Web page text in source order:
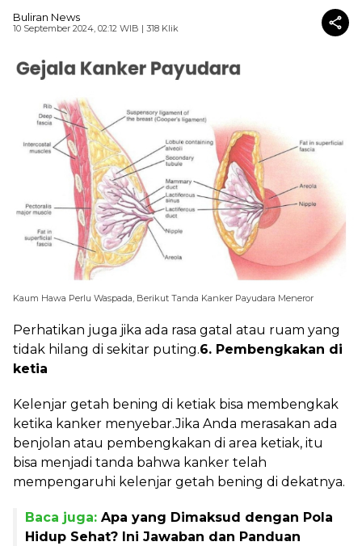
Buliran News
10 September 2024, 02:12 WIB | 318 Klik
Kaum Hawa Perlu Waspada, Berikut Tanda Kanker Payudara Meneror
Perhatikan juga jika ada rasa gatal atau ruam yang
tidak hilang di sekitar puting.6. Pembengkakan di
ketia
Kelenjar getah bening di ketiak bisa membengkak
ketika kanker menyebar.Jika Anda merasakan ada
benjolan atau pembengkakan di area ketiak, itu
bisa menjadi tanda bahwa kanker telah
mempengaruhi kelenjar getah bening di dekatnya.
Baca juga: Apa yang Dimaksud dengan Pola
Hidup Sehat? Ini Jawaban dan Panduan